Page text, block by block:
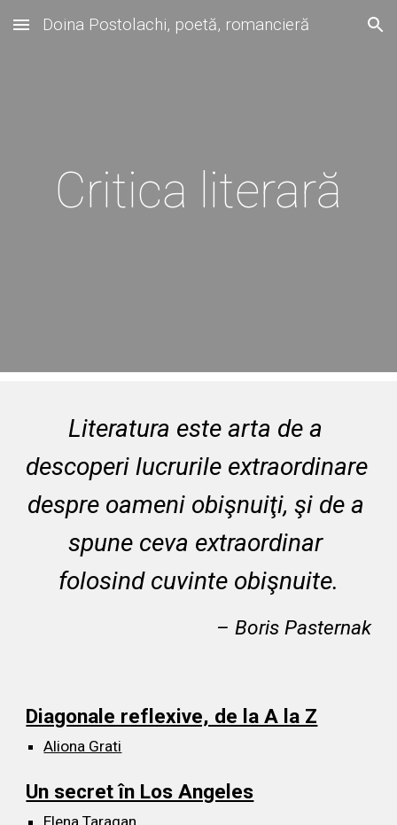
Skip to main content Skip to navigation
Doina Postolachi, poetă, romancieră
Critica literară
Literatura este arta de a
descoperi lucrurile extraordinare
despre oameni obişnuiţi, şi de a
spune ceva extraordinar
folosind cuvinte obişnuite.
– Boris Pasternak
Diagonale reflexive, de la A la Z
Aliona Grati
Un secret în Los Angeles
Elena Taragan